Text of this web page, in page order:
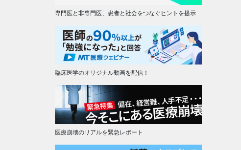
専門医と非専門医、患者と社会をつなぐヒントを提示
臨床医学のオリジナル動画を配信！
医療崩壊のリアルを緊急レポート